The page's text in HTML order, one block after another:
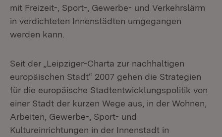
mit Freizeit-, Sport-, Gewerbe- und Verkehrslärm
in verdichteten Innenstädten umgegangen
werden kann.
Seit der „Leipziger-Charta zur nachhaltigen
europäischen Stadt“ 2007 gehen die Strategien
für die europäische Stadtentwicklungspolitik von
einer Stadt der kurzen Wege aus, in der Wohnen,
Arbeiten, Gewerbe-, Sport- und
Kultureinrichtungen in der Innenstadt in